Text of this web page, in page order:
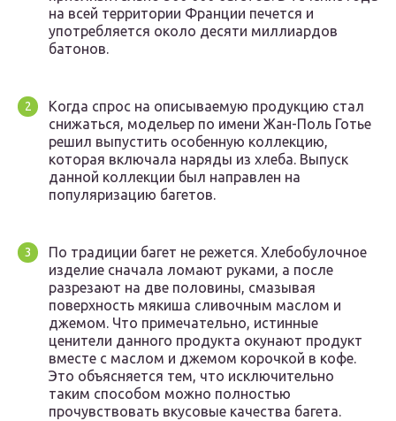
на всей территории Франции печется и
употребляется около десяти миллиардов
батонов.
Когда спрос на описываемую продукцию стал
снижаться, модельер по имени Жан-Поль Готье
решил выпустить особенную коллекцию,
которая включала наряды из хлеба. Выпуск
данной коллекции был направлен на
популяризацию багетов.
По традиции багет не режется. Хлебобулочное
изделие сначала ломают руками, а после
разрезают на две половины, смазывая
поверхность мякиша сливочным маслом и
джемом. Что примечательно, истинные
ценители данного продукта окунают продукт
вместе с маслом и джемом корочкой в кофе.
Это объясняется тем, что исключительно
таким способом можно полностью
прочувствовать вкусовые качества багета.